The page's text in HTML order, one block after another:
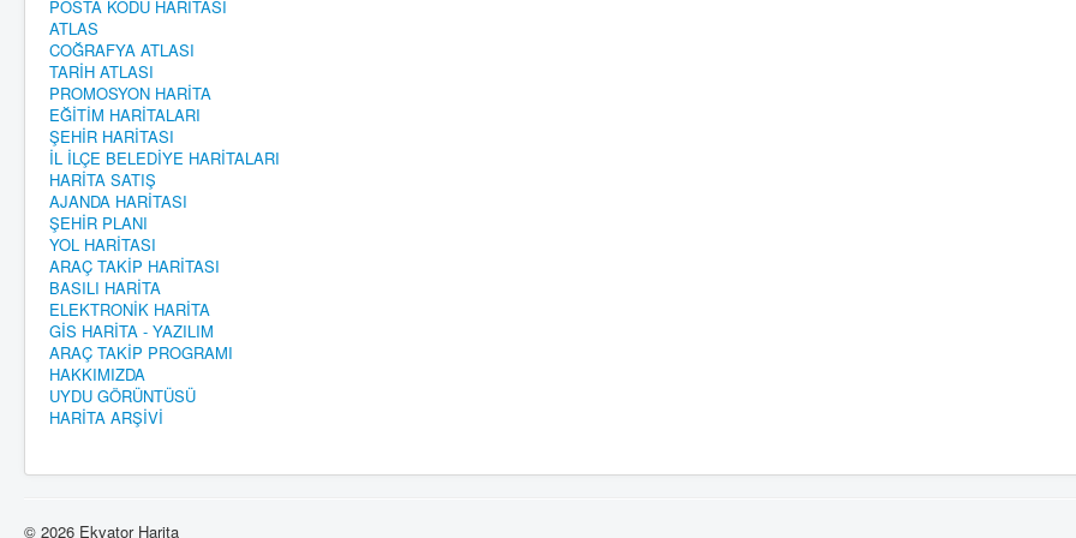
POSTA KODU HARİTASI
ATLAS
COĞRAFYA ATLASI
TARİH ATLASI
PROMOSYON HARİTA
EĞİTİM HARİTALARI
ŞEHİR HARİTASI
İL İLÇE BELEDİYE HARİTALARI
HARİTA SATIŞ
AJANDA HARİTASI
ŞEHİR PLANI
YOL HARİTASI
ARAÇ TAKİP HARİTASI
BASILI HARİTA
ELEKTRONİK HARİTA
GİS HARİTA - YAZILIM
ARAÇ TAKİP PROGRAMI
HAKKIMIZDA
UYDU GÖRÜNTÜSÜ
HARİTA ARŞİVİ
© 2026 Ekvator Harita